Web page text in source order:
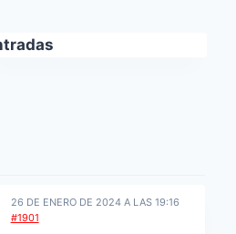
26 DE ENERO DE 2024 A LAS 19:16
#1901